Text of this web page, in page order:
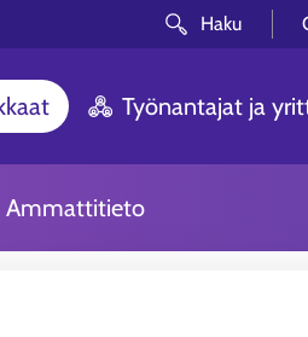
Haku
Työnantajat ja
Ammattitieto